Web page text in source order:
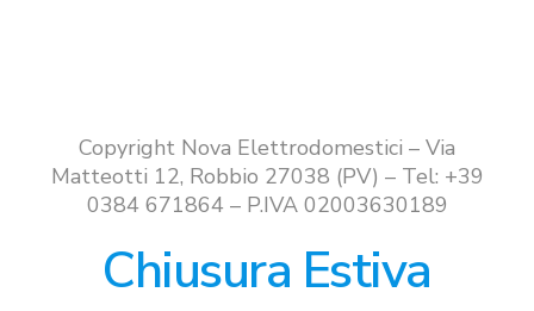
Copyright Nova Elettrodomestici – Via
Matteotti 12, Robbio 27038 (PV) – Tel: +39
0384 671864 – P.IVA 02003630189
Chiusura Estiva